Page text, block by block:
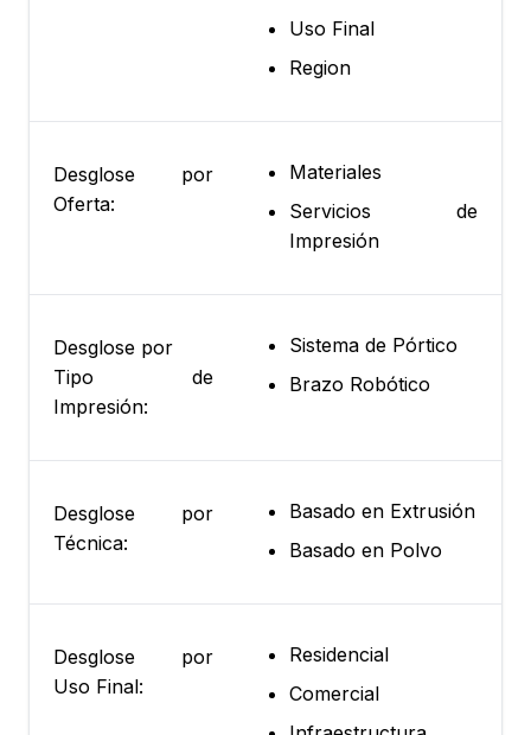
Uso Final
Region
Desglose por
Oferta:
Materiales
Servicios de
Impresión
Desglose por
Tipo de
Impresión:
Sistema de Pórtico
Brazo Robótico
Desglose por
Técnica:
Basado en Extrusión
Basado en Polvo
Desglose por
Uso Final:
Residencial
Comercial